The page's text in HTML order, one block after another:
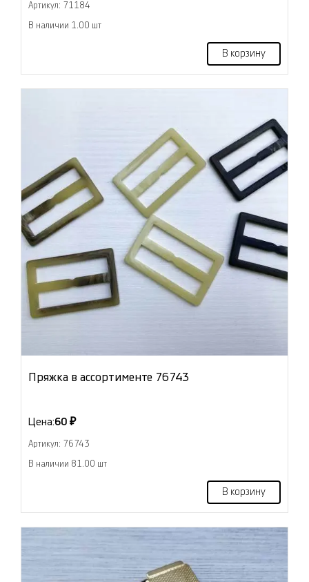
Артикул: 71184
В наличии 1.00 шт
В корзину
Пряжка в ассортименте 76743
Цена:60 ₽
Артикул: 76743
В наличии 81.00 шт
В корзину